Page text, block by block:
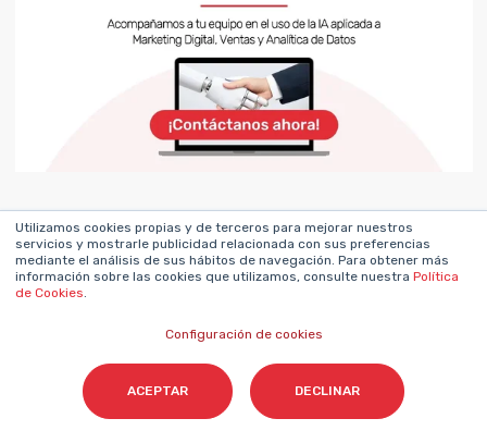
Utilizamos cookies propias y de terceros para mejorar nuestros
servicios y mostrarle publicidad relacionada con sus preferencias
mediante el análisis de sus hábitos de navegación. Para obtener más
información sobre las cookies que utilizamos, consulte nuestra Política
de Cookies.
Configuración de cookies
ACEPTAR DECLINAR
TANIT DE POUPLANA
Content & Marketing Strategist en